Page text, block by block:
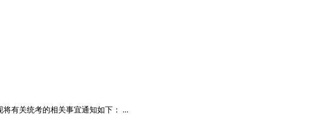
有关统考的相关事宜通知如下： ...